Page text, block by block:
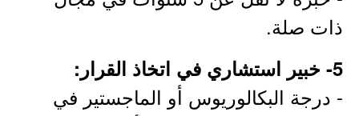
ذات صلة.
5- خبير استشاري في اتخاذ القرار:
- درجة البكالوريوس أو الماجستير في